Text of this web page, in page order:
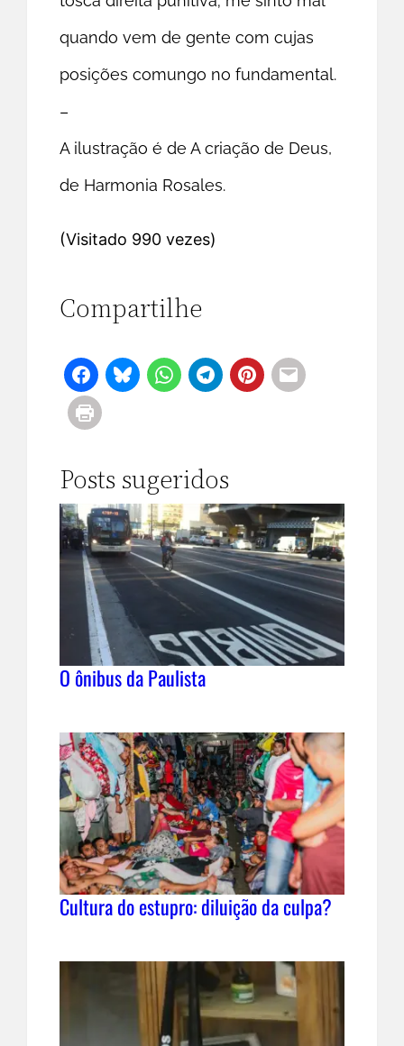
quando vem de gente com cujas
posições comungo no fundamental.
–
A ilustração é de A criação de Deus,
de Harmonia Rosales.
(Visitado 990 vezes)
Compartilhe
Posts sugeridos
O ônibus da Paulista
Cultura do estupro: diluição da culpa?